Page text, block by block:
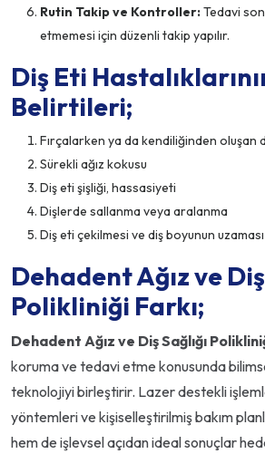
Rutin Takip ve Kontroller:Tedavi
etmemesi için düzenli takip yapılır.
Diş Eti
Belirtileri;
Fırçalarken ya da kendiliğinden oluşan
Sürekli ağız kokusu
Diş eti şişliği, hassasiyeti
Dişlerde sallanma veya aralanma
Diş eti çekilmesi ve diş boyunun uzaması
Dehadent Ağız ve Diş
Polikliniği Farkı;
Dehadent Ağız ve Diş Sağlığı
koruma ve tedavi etme konusunda
teknolojiyi birleştirir. Lazer destekli
yöntemleri ve kişiselleştirilmiş bakım
hem de işlevsel açıdan ideal sonuçlar